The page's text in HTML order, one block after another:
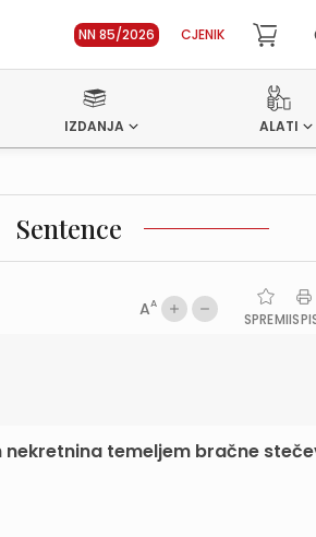
NN 85/2026 CJENIK
IZDANJA ALATI
Sentence
AA
SPREMI
temeljem bračne